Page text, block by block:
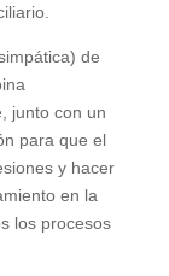
de
junto con un
para que el
y hacer
en la
los procesos